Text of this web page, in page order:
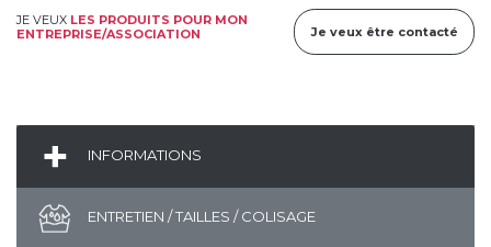
JE VEUX LES PRODUITS POUR MON
ENTREPRISE/ASSOCIATION
Je veux être contacté
INFORMATIONS
ENTRETIEN / TAILLES / COLISAGE